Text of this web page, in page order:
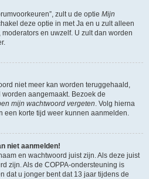
zult u de optie Mijn
deze optie in metJa en u zult alleen
en uwzelf. U zult dan worden
niet meer kan worden teruggehaald,
aangemaakt. Bezoek de
mijn wachtwoord vergeten. Volg hierna
een korte tijd weer kunnen aanmelden.
niet aanmelden!
en wachtwoord juist zijn. Als deze juist
zijn. Als de COPPA-ondersteuning is
dat u jonger bent dat 13 jaar tijdens de